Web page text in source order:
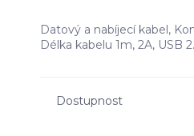
Datový a nabíjecí kabel,
Délka kabelu 1m, 2A, USB
Dostupnost